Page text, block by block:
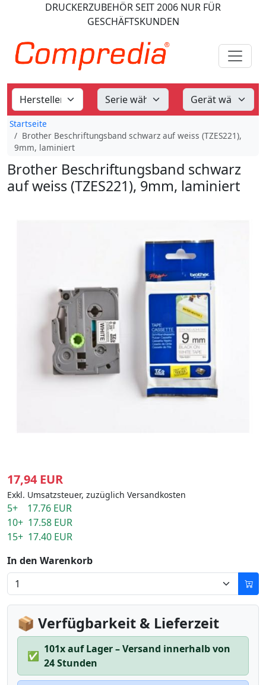
DRUCKERZUBEHÖRSEIT 2006 NUR FÜR
GESCHÄFTSKUNDEN
Startseite
Brother Beschriftungsband schwarz auf weiss (TZES221),
9mm, laminiert
Brother Beschriftungsband schwarz
auf weiss (TZES221), 9mm, laminiert
17,94 EUR
Exkl. Umsatzsteuer, zuzüglich Versandkosten
5+ 17.76 EUR
10+ 17.58 EUR
15+ 17.40 EUR
In den Warenkorb
📦 Verfügbarkeit & Lieferzeit
✅
101x auf Lager – Versand innerhalb von
24 Stunden